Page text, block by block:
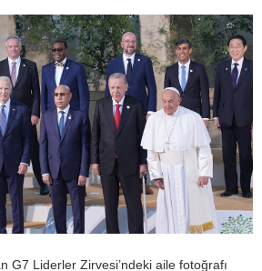
G7 Liderler Zirvesi’ndeki aile fotoğrafı